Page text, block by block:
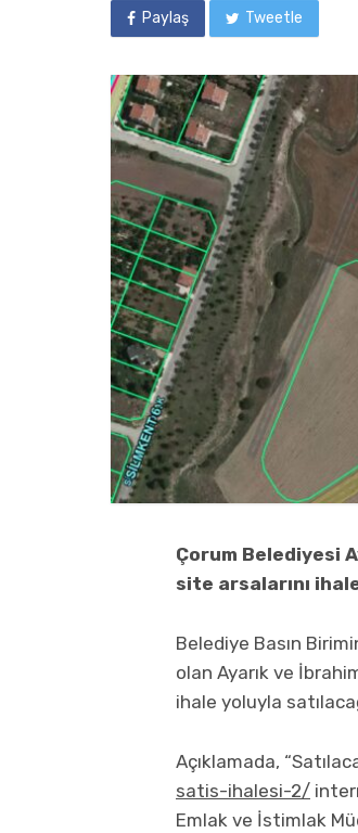
Paylaş Tweetle
Çorum Belediyesi
site arsalarını
Belediye Basın
olan Ayarık ve
ihale yoluyla
Açıklamada,
satis-ihalesi-2/
Emlak ve İstimlak